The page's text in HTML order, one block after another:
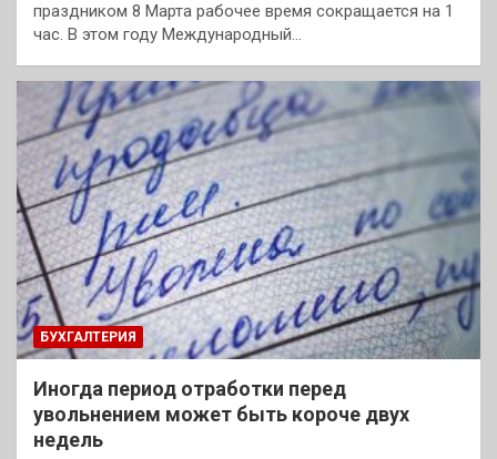
праздником 8 Марта рабочее время сокращается на 1
час. В этом году Международный…
БУХГАЛТЕРИЯ
Иногда период отработки перед
увольнением может быть короче двух
недель